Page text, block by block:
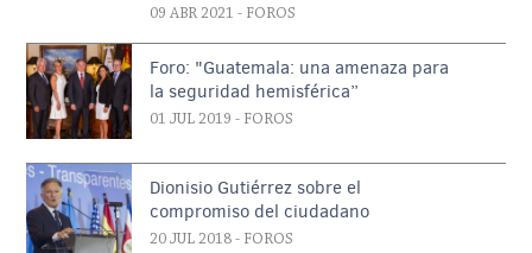
09 ABR 2021 - FOROS
Foro: "Guatemala: una amenaza para
la seguridad hemisférica”
01 JUL 2019 - FOROS
Dionisio Gutiérrez sobre el
compromiso del ciudadano
20 JUL 2018 - FOROS